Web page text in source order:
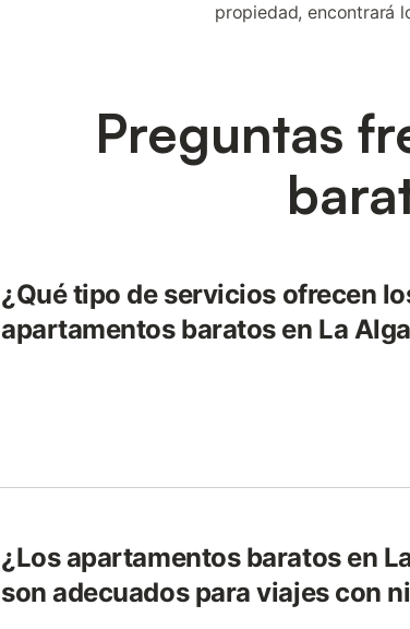
propiedad, encontrará
Preguntas
¿Qué tipo de servicios ofrecen
apartamentos baratos en La
¿Los apartamentos baratos en
son adecuados para viajes con